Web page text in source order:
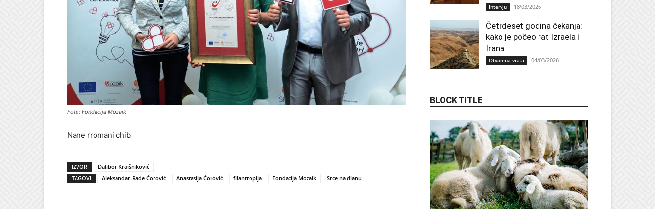
Foto: Fondacija Mozaik
Nane rromani chib
IZVOR
Dalibor Kraišniković
TAGOVI
Aleksandar-Rade Ćorović Anastasija Ćorović filantropija Fondacija Mozaik Srce na dlanu
Intervju 18/03/2026
Četrdeset godina čekanja:
kako je počeo rat Izraela i
Irana
Otvorena vrata 04/03/2026
BLOCK TITLE